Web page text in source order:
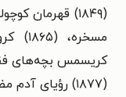
(۱۸۷۷) رؤیای آدم مضحک، دلاور خردسال.